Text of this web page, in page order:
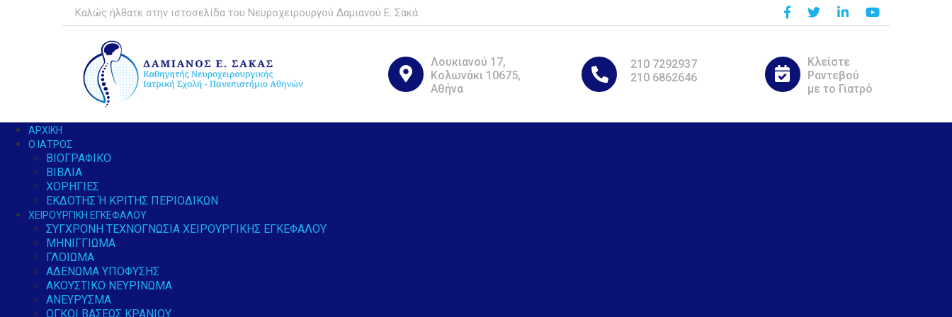
Καλώς ήλθατε στην ιστοσελίδα του Νευροχειρουργού Δαμιανού Ε. Σακά
Λουκιανού 17,
Κολωνάκι 10675,
Αθήνα
210 7292937
210 6862646
Κλείστε
Ραντεβού
με το Γιατρό
ΑΡΧΙΚΉ
Ο ΙΑΤΡΌΣ
ΒΙΟΓΡΑΦΙΚΌ
ΒΙΒΛΊΑ
ΧΟΡΗΓΊΕΣ
ΕΚΔΌΤΗΣ Ή ΚΡΙΤΉΣ ΠΕΡΙΟΔΙΚΏΝ
ΧΕΙΡΟΥΡΓΙΚΉ ΕΓΚΕΦΆΛΟΥ
ΣΎΓΧΡΟΝΗ ΤΕΧΝΟΓΝΩΣΊΑ ΧΕΙΡΟΥΡΓΙΚΉΣ ΕΓΚΕΦΆΛΟΥ
ΜΗΝΙΓΓΊΩΜΑ
ΓΛΟΊΩΜΑ
ΑΔΈΝΩΜΑ ΥΠΌΦΥΣΗΣ
ΑΚΟΥΣΤΙΚΌ ΝΕΥΡΊΝΩΜΑ
ΑΝΕΎΡΥΣΜΑ
ΌΓΚΟΙ ΒΆΣΕΩΣ ΚΡΑΝΊΟΥ